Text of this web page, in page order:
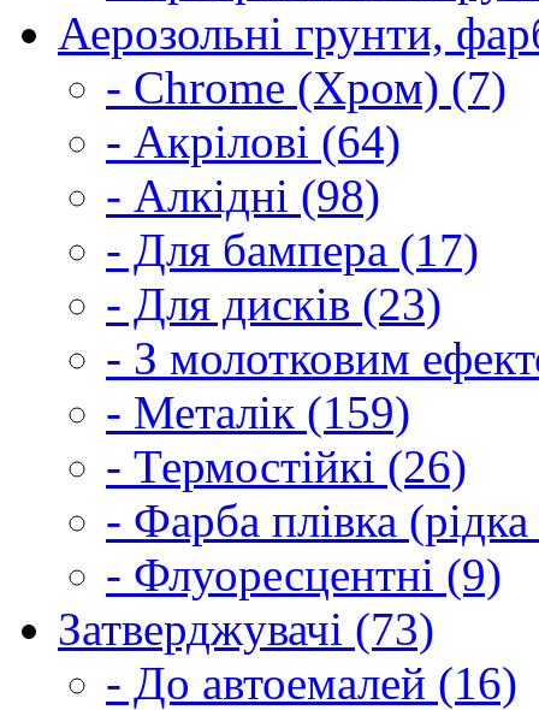
Аерозольні грунти,
- Chrome (Хром) (7)
- Акрілові (64)
- Алкідні (98)
- Для бампера (17)
- Для дисків (23)
- З молотковим
- Металік (159)
- Термостійкі (26)
- Фарба плівка
- Флуоресцентні (9)
Затверджувачі (73)
- До автоемалей (16)